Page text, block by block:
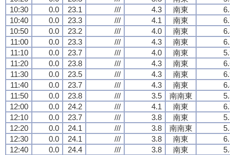
10:30
0.0 23.1 /// 4.3 南東
10:40
0.0 23.3 /// 4.1 南東
10:50
0.0 23.2 /// 4.0 南東
11:00
0.0 23.3 /// 4.3 南東
11:10
0.0 23.7 /// 4.0 南東
11:20
0.0 23.8 /// 4.3 南東
11:30
0.0 23.5 /// 4.3 南東
11:40
0.0 23.7 /// 4.3 南東
11:50
0.0 23.8 /// 3.5 南南東
12:00
0.0 24.2 /// 4.1 南東
12:10
0.0 23.7 /// 3.8 南東
12:20
0.0 24.1 /// 3.8 南南東
12:30
0.0 24.1 /// 3.8 南東
12:40
0.0 24.4 /// 3.8 南東